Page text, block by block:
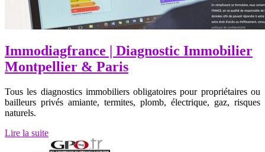
Immodiagfrance | Diagnostic Immobilier
Montpellier & Paris
Tous les diagnostics immobiliers obligatoires pour propriétaires ou
bailleurs privés amiante, termites, plomb, électrique, gaz, risques
naturels.
Lire la suite